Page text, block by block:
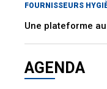
FOURNISSEURS
Une plateforme
AGENDA